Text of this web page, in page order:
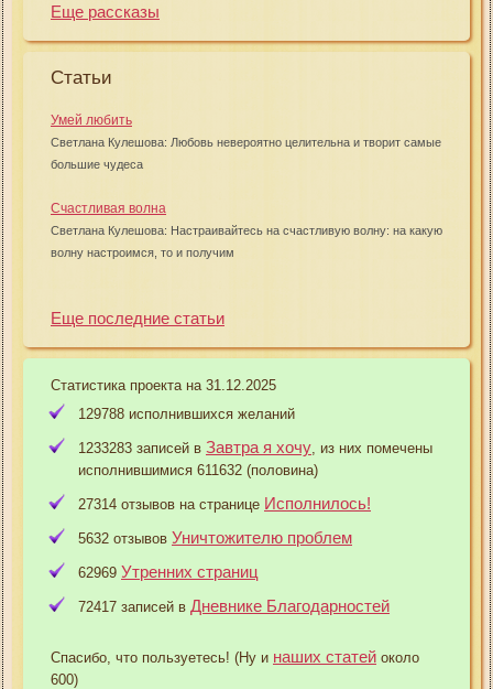
Еще рассказы
Статьи
Умей любить
Светлана Кулешова: Любовь невероятно целительна и творит самые
большие чудеса
Счастливая волна
Светлана Кулешова: Настраивайтесь на счастливую волну: на какую
волну настроимся, то и получим
Еще последние статьи
Статистика проекта на 31.12.2025
129788 исполнившихся желаний
1233283 записей в Завтра я хочу , из них помечены
исполнившимися 611632 (половина)
27314 отзывов на странице Исполнилось!
5632 отзывов Уничтожителю проблем
62969 Утренних страниц
72417 записей в Дневнике Благодарностей
Спасибо, что пользуетесь! (Ну и наших статей около
600)